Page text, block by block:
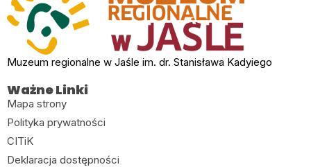
Muzeum regionalne w Jaśle im. dr. Stanisława Kadyiego
Ważne Linki
Mapa strony
Polityka prywatności
CITiK
Deklaracja dostępności